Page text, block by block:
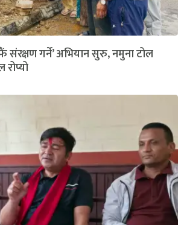
गर्ने’ अभियान सुरु, नमुना टोल